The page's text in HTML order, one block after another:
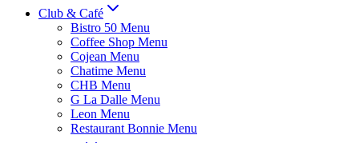
Club & Café
Bistro 50 Menu
Coffee Shop Menu
Cojean Menu
Chatime Menu
CHB Menu
G La Dalle Menu
Leon Menu
Restaurant Bonnie Menu